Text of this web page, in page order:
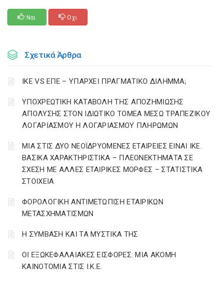
Ναι Οχι
Σχετικά Άρθρα
ΙΚΕ VS ΕΠΕ – ΥΠΑΡΧΕΙ ΠΡΑΓΜΑΤΙΚΟ ΔΙΛΗΜΜΑ;
YΠΟΧΡΕΩΤΙΚΗ ΚΑΤΑΒΟΛΗ ΤΗΣ ΑΠΟΖΗΜΙΩΣΗΣ
ΑΠΟΛΥΣΗΣ ΣΤΟΝ ΙΔΙΩΤΙΚΟ ΤΟΜΕΑ ΜΕΣΩ ΤΡΑΠΕΖΙΚΟΥ
ΛΟΓΑΡΙΑΣΜΟΥ Η ΛΟΓΑΡΙΑΣΜΟΥ ΠΛΗΡΩΜΩΝ
ΜΙΑ ΣΤΙΣ ΔΥΟ ΝΕΟΪΔΡΥΟΜΕΝΕΣ ΕΤΑΙΡΕΙΕΣ ΕΙΝΑΙ ΙΚΕ.
ΒΑΣΙΚΑ ΧΑΡΑΚΤΗΡΙΣΤΙΚΑ – ΠΛΕΟΝΕΚΤΗΜΑΤΑ ΣΕ
ΣΧΕΣΗ ΜΕ ΑΛΛΕΣ ΕΤΑΙΡΙΚΕΣ ΜΟΡΦΕΣ – ΣΤΑΤΙΣΤΙΚΑ
ΣΤΟΙΧΕΙΑ
ΦΟΡΟΛΟΓΙΚΗ ΑΝΤΙΜΕΤΩΠΙΣΗ ΕΤΑΙΡΙΚΩΝ
ΜΕΤΑΣΧΗΜΑΤΙΣΜΩΝ
Η ΣΥΜΒΑΣΗ ΚΑΙ ΤΑ ΜΥΣΤΙΚΑ ΤΗΣ
ΟΙ ΕΞΩΚΕΦΑΛΑΙΑΚΕΣ ΕΙΣΦΟΡΕΣ: ΜΙΑ ΑΚΟΜΗ
ΚΑΙΝΟΤΟΜΙΑ ΣΤΙΣ Ι.Κ.Ε.